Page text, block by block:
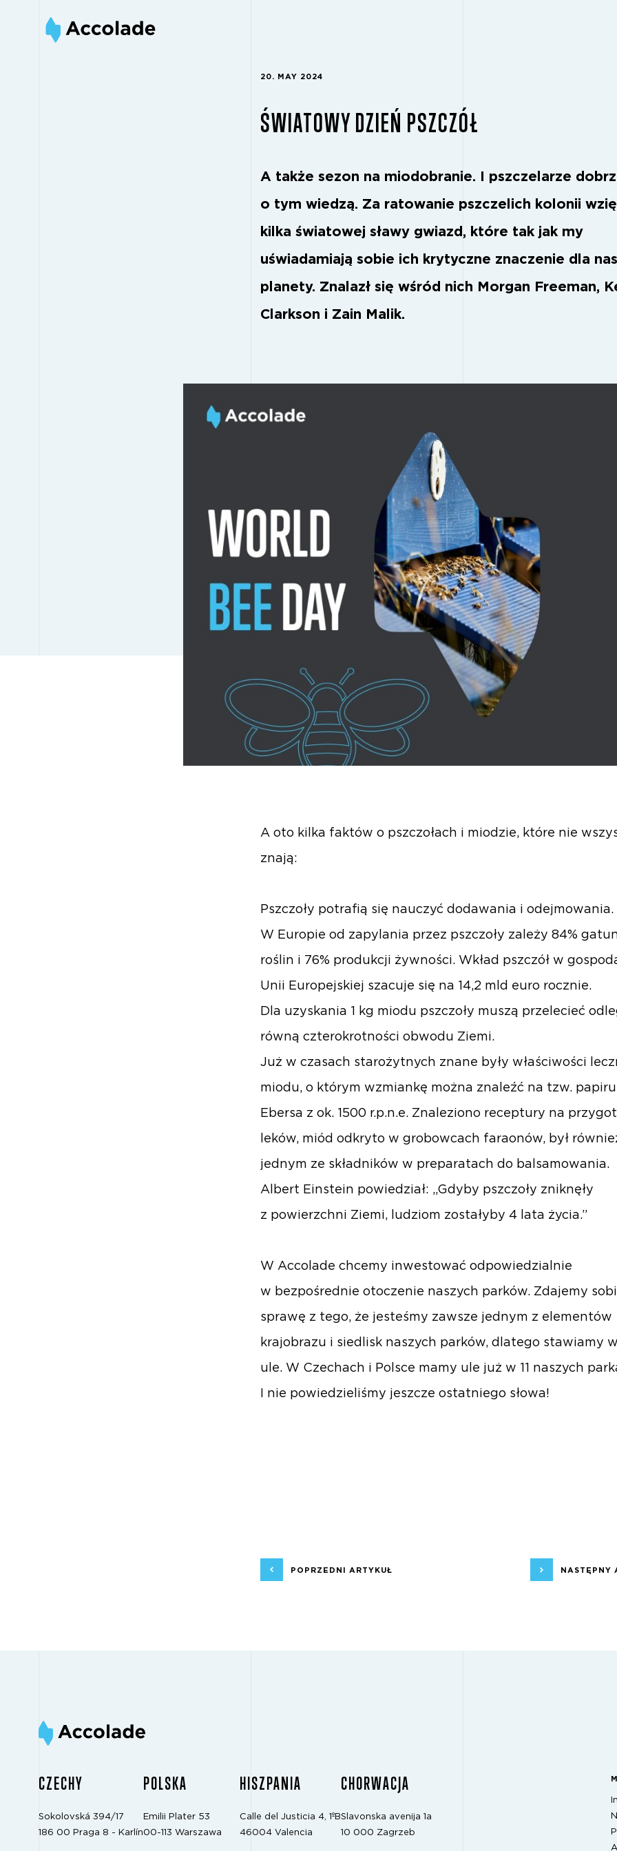
20. MAY 2024
ŚWIATOWY DZIEŃ PSZCZÓŁ
A także sezon na miodobranie. I pszczelarze
o tym wiedzą. Za ratowanie pszczelich kolonii
kilka światowej sławy gwiazd, które tak jak my
uświadamiają sobie ich krytyczne znaczenie dla
planety. Znalazł się wśród nich Morgan Freeman,
Clarkson i Zain Malik.
A oto kilka faktów o pszczołach i miodzie, które nie
znają:
Pszczoły potrafią się nauczyć dodawania i odejmowania.
W Europie od zapylania przez pszczoły zależy 84%
roślin i 76% produkcji żywności. Wkład pszczół w
Unii Europejskiej szacuje się na 14,2 mld euro rocznie.
Dla uzyskania 1 kg miodu pszczoły muszą przelecieć
równą czterokrotności obwodu Ziemi.
Już w czasach starożytnych znane były właściwości
miodu, o którym wzmiankę można znaleźć na tzw.
Ebersa z ok. 1500 r.p.n.e. Znaleziono receptury na
leków, miód odkryto w grobowcach faraonów, był
jednym ze składników w preparatach do balsamowania.
Albert Einstein powiedział: „Gdyby pszczoły zniknęły
z powierzchni Ziemi, ludziom zostałyby 4 lata życia.”
W Accolade chcemy inwestować odpowiedzialnie
w bezpośrednie otoczenie naszych parków. Zdajemy
sprawę z tego, że jesteśmy zawsze jednym z elementów
krajobrazu i siedlisk naszych parków, dlatego stawiamy
ule. W Czechach i Polsce mamy ule już w 11 naszych
I nie powiedzieliśmy jeszcze ostatniego słowa!
POPRZEDNI ARTYKUŁ NASTĘPNY
CZECHY
Sokolovská 394/17
186 00 Praga 8 - Karlín
POLSKA
Emilii Plater 53
00-113 Warszawa
HISZPANIA
Calle del Justicia 4, 1ºB
46004 Valencia
CHORWACJA
Slavonska avenija 1a
10 000 Zagrzeb